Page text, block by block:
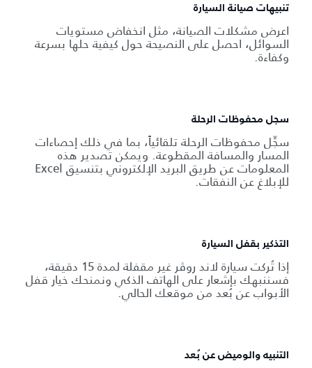
تنبيهات صيانة السيارة
اعرض مشكلات الصيانة، مثل انخفاض مستويات
السوائل، احصل على النصيحة حول كيفية حلها بسرعة
وكفاءة.
سجل محفوظات الرحلة
سجِّل محفوظات الرحلة تلقائياً، بما في ذلك إحصاءات
المسار والمسافة المقطوعة. ويمكن تصدير هذه
المعلومات عن طريق البريد الإلكتروني بتنسيق Excel
للإبلاغ عن النفقات.
التذكير بقفل السيارة
إذا تُركت سيارة لاند روڤر غير مقفلة لمدة 15 دقيقة،
فسننبهك بإشعار على الهاتف الذكي ونمنحك خيار قفل
الأبواب عن بُعد من موقعك الحالي.
التنبيه والوميض عن بُعد